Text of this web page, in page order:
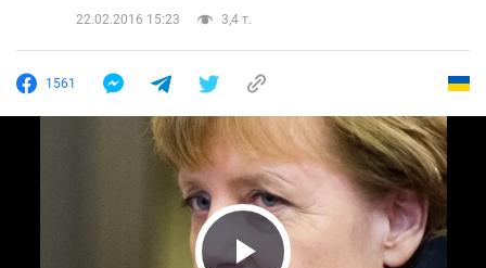
22.02.2016 15:23
3,4 т.
1561